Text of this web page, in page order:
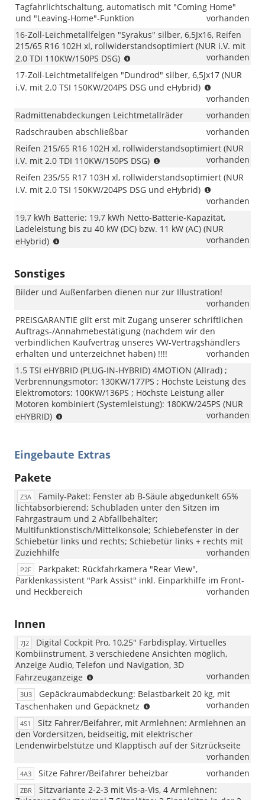
Tagfahrlichtschaltung, automatisch mit "Coming Home"
und "Leaving-Home"-Funktion
vorhanden
16-Zoll-Leichmetallfelgen "Syrakus" silber, 6,5Jx16, Reifen
215/65 R16 102H xl, rollwiderstandsoptimiert (NUR i.V. mit
2.0 TDI 110KW/150PS DSG)
mit
2.0
110KW/150PS
vorhanden
17-Zoll-Leichtmetallfelgen "Dundrod" silber, 6,5Jx17 (NUR
i.V. mit 2.0 TSI 150KW/204PS DSG und eHybrid)
i.V.
2.0
TSI
DSG
und
eHybrid)
vorhanden
Radmittenabdeckungen Leichtmetallräder
vorhanden
Radschrauben abschließbar
vorhanden
Reifen 215/65 R16 102H xl, rollwiderstandsoptimiert (NUR
i.V. mit 2.0 TDI 110KW/150PS DSG)
mit
2.0
110KW/150PS
DSG)
vorhanden
Reifen 235/55 R17 103H xl, rollwiderstandsoptimiert (NUR
i.V. mit 2.0 TSI 150KW/204PS DSG und eHybrid)
i.V.
2.0
TSI
150KW/
vorhanden
19,7 kWh Batterie: 19,7 kWh Netto-Batterie-Kapazität,
Ladeleistung bis zu 40 kW (DC) bzw. 11 kW (AC) (NUR
eHybrid)
vorhanden
Sonstiges
Bilder und Außenfarben dienen nur zur Illustration!
vorhanden
PREISGARANTIE gilt erst mit Zugang unserer schriftlichen
Auftrags-/Annahmebestätigung (nachdem wir den
verbindlichen Kaufvertrag unseres VW-Vertragshändlers
erhalten und unterzeichnet haben) !!!!
vorhanden
1.5 TSI eHYBRID (PLUG-IN-HYBRID) 4MOTION (Allrad) ;
Verbrennungsmotor: 130KW/177PS ; Höchste Leistung des
Elektromotors: 100KW/136PS ; Höchste Leistung aller
Motoren kombiniert (Systemleistung): 180KW/245PS (NUR
eHYBRID)
vorhanden
Eingebaute Extras
Pakete
Z3A
Family-Paket: Fenster ab B-Säule abgedunkelt 65%
lichtabsorbierend; Schubladen unter den Sitzen im
Fahrgastraum und 2 Abfallbehälter;
Multifunktionstisch/Mittelkonsole; Schiebefenster in der
Schiebetür links und rechts; Schiebetür links + rechts mit
Zuziehhilfe
vorhanden
P2F
Parkpaket: Rückfahrkamera "Rear View",
Parklenkassistent "Park Assist" inkl. Einparkhilfe im Front-
und Heckbereich
vorhanden
Innen
7J2
Digital Cockpit Pro, 10,25" Farbdisplay, Virtuelles
Kombiinstrument, 3 verschiedene Ansichten möglich,
Anzeige Audio, Telefon und Navigation, 3D
Fahrzeuganzeige
2.0
TSI
und
2.0
TDI)
vorhanden
3U3
Gepäckraumabdeckung: Belastbarkeit 20 kg, mit
Taschenhaken und Gepäcknetz
mit
kurzem
Überhang)
vorhanden
4S1
Sitz Fahrer/Beifahrer, mit Armlehnen: Armlehnen an
den Vordersitzen, beidseitig, mit elektrischer
Lendenwirbelstütze und Klapptisch auf der Sitzrückseite
vorhanden
4A3 Sitze Fahrer/Beifahrer beheizbar vorhanden
ZBR
Sitzvariante 2-2-3 mit Vis-a-Vis, 4 Armlehnen: